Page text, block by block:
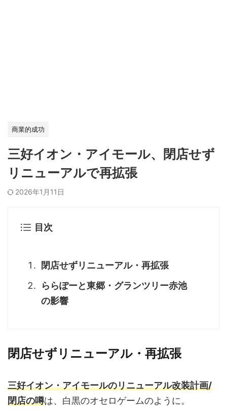
商業的成功
三好イオン・アイモール、閉店せず
リニューアルで再拡張
2026年1月11日
目次
閉店せずリニューアル・再拡張
ららぽーと東郷・グランツリー赤池
の影響
閉店せずリニューアル・再拡張
三好イオン・アイモールのリニューアル改装計画/
閉店の噂は、白黒のオセロゲームのように。